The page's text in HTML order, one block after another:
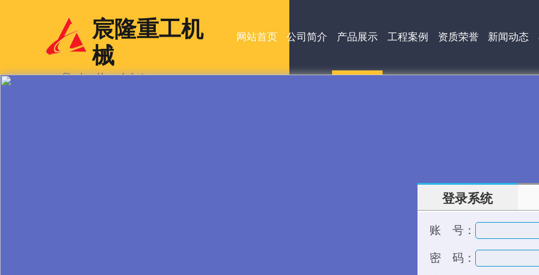
宸隆重工机
械
—— Chenlong Heavy Industry——
网站首页 公司简介 产品展示 工程案例 资质荣誉 新闻动态
登录系统
账 号：
密 码：